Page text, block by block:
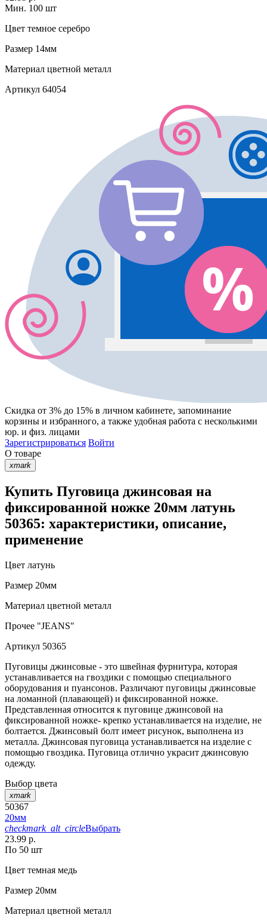
Мин. 100 шт
Цвет темное серебро
Размер 14мм
Материал цветной металл
Артикул 64054
Скидка от 3% до 15% в личном кабинете, запоминание
корзины и избранного, а также удобная работа с несколькими
юр. и физ. лицами
Зарегистрироваться Войти
О товаре
xmark
Купить Пуговица джинсовая на
фиксированной ножке 20мм латунь
50365: характеристики, описание,
применение
Цвет латунь
Размер 20мм
Материал цветной металл
Прочее "JEANS"
Артикул 50365
Пуговицы джинсовые - это швейная фурнитура, которая
устанавливается на гвоздики с помощью специального
оборудования и пуансонов. Различают пуговицы джинсовые
на ломанной (плавающей) и фиксированной ножке.
Представленная относится к пуговице джинсовой на
фиксированной ножке- крепко устанавливается на изделие, не
болтается. Джинсовый болт имеет рисунок, выполнена из
металла. Джинсовая пуговица устанавливается на изделие с
помощью гвоздика. Пуговица отлично украсит джинсовую
одежду.
Выбор цвета
xmark
50367
20мм
checkmark_alt_circleВыбрать
23.99 р.
По 50 шт
Цвет темная медь
Размер 20мм
Материал цветной металл